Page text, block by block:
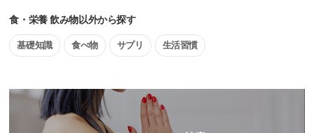
食・栄養 飲み物以外から探す
基礎知識 食べ物 サプリ 生活習慣